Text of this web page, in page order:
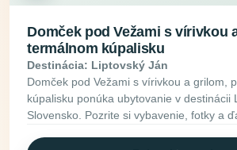
Domček pod Vežami s vírivkou
termálnom kúpalisku
Destinácia: Liptovský Ján
Domček pod Vežami s vírivkou a grilom,
kúpalisku ponúka ubytovanie v destinácii
Slovensko. Pozrite si vybavenie, fotky a